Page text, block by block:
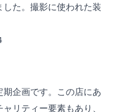
た。撮影に使われた装
企画です。この店にあ
リティー要素もあり、